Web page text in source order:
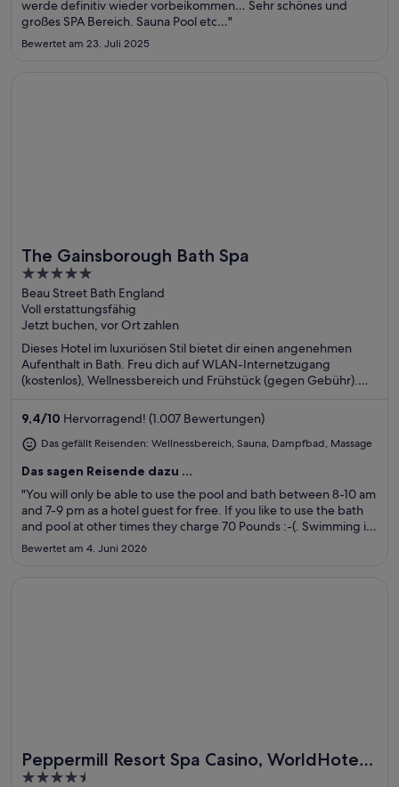
werde definitiv wieder vorbeikommen… Sehr schönes und
großes SPA Bereich. Sauna Pool etc…"
Bewertet am 23. Juli 2025
Toll für Wellnesswochenenden
The Gainsborough Bath Spa
5
out
of
5
Beau Street Bath England
Voll erstattungsfähig
Jetzt buchen, vor Ort zahlen
Dieses Hotel im luxuriösen Stil bietet dir einen angenehmen
Aufenthalt in Bath. Freu dich auf WLAN-Internetzugang
(kostenlos), Wellnessbereich und Frühstück (gegen Gebühr).
Zustand der Unterkunft in unseren Bewertungen. Einige
beliebte Sehenswürdigkeiten – Roman Baths und Thermae Bath
Spa – befinden sich in der Nähe.
9,4/10 Hervorragend! (1.007 Bewertungen)
Das gefällt Reisenden: Wellnessbereich, Sauna, Dampfbad, Massage
Das sagen Reisende dazu ...
"You will only be able to use the pool and bath between 8-10 am
and 7-9 pm as a hotel guest for free. If you like to use the bath
and pool at other times they charge 70 Pounds :-(. Swimming in
the pool is not possible (too hot and too small). Breakfast and
Bewertet am 4. Juni 2026
Toll für Wellnesswochenenden
Peppermill Resort Spa Casino, WorldHotels
Elite
4.5